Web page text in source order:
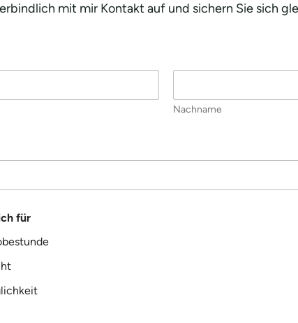
mit mir Kontakt auf und sichern Sie sich
Nachname
für